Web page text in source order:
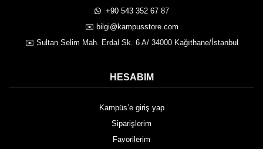
️ +90 543 352 67 87
✉️ bilgi@kampusstore.com
✉️ Sultan Selim Mah. Erdal Sk. 6 A/ 34000 Kağıthane/İstanbul
HESABIM
Kampüs’e giriş yap
Siparişlerim
Favorilerim